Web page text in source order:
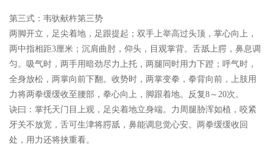
第三式：韦驮献杵第三势
两脚开立，足尖着地，足跟提起；双手上举高过头顶，掌心向上，
两中指相距3厘米；沉肩曲肘，仰头，目观掌背。舌舐上腭，鼻息调
匀。吸气时，两手用暗劲尽力上托，两腿同时用力下蹬；呼气时，
全身放松，两掌向前下翻。收势时，两掌变拳，拳背向前，上肢用
力将两拳缓缓收至腰部，拳心向上，脚跟着地。反复8～20次。
诀曰： 掌托天门目上观，足尖着地立身端。力周腿胁浑如植，咬紧
牙关不放宽，舌可生津将腭舐，鼻能调息觉心安。两拳缓缓收回
处，用力还将挟重看。